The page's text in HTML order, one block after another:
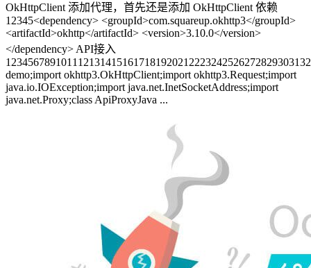
OkHttpClient 添加代理，首先还是添加 OkHttpClient 依赖
12345<dependency> <groupId>com.squareup.okhttp3</groupId>
<artifactId>okhttp</artifactId> <version>3.10.0</version>
</dependency> API接入
demo;import okhttp3.OkHttpClient;import okhttp3.Request;import
java.io.IOException;import java.net.InetSocketAddress;import
java.net.Proxy;class ApiProxyJava ...